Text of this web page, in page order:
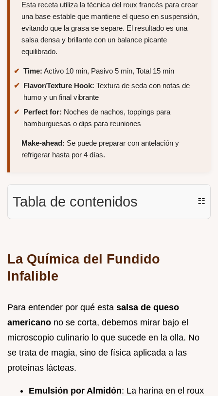
Esta receta utiliza la técnica del roux francés para crear
una base estable que mantiene el queso en suspensión,
evitando que la grasa se separe. El resultado es una
salsa densa y brillante con un balance picante
equilibrado.
Time: Activo 10 min, Pasivo 5 min, Total 15 min
Flavor/Texture Hook: Textura de seda con notas de
humo y un final vibrante
Perfect for: Noches de nachos, toppings para
hamburguesas o dips para reuniones
Make-ahead: Se puede preparar con antelación y
refrigerar hasta por 4 días.
Tabla de contenidos ☷
La Química del Fundido
Infalible
Para entender por qué esta salsa de queso
americano no se corta, debemos mirar bajo el
microscopio culinario lo que sucede en la olla. No
se trata de magia, sino de física aplicada a las
proteínas lácteas.
Emulsión por Almidón: La harina en el roux